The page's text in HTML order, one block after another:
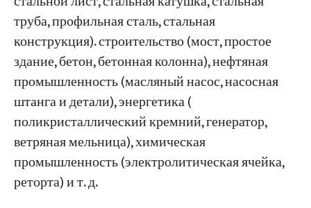
труба, профильная сталь, стальная
конструкция). строительство (мост, простое
здание, бетон, бетонная колонна), нефтяная
промышленность (масляный насос, насосная
штанга и детали), энергетика (
поликристаллический кремний, генератор,
ветряная мельница), химическая
промышленность (электролитическая ячейка,
реторта) и т. д.